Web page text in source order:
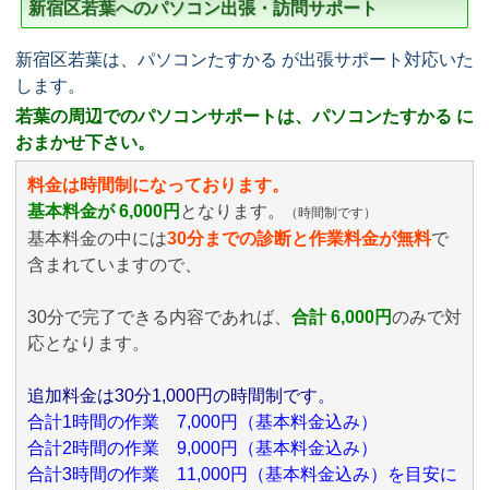
新宿区若葉へのパソコン出張・訪問サポート
新宿区若葉は、パソコンたすかる が出張サポート対応いた
します。
若葉の周辺でのパソコンサポートは、パソコンたすかる に
おまかせ下さい。
料金は時間制になっております。
基本料金が 6,000円 となります。 （時間制です）
基本料金の中には30分までの診断と作業料金が無料で
含まれていますので、
30分で完了できる内容であれば、 合計 6,000円のみで対
応となります。
追加料金は30分1,000円の時間制です。
合計1時間の作業 7,000円（基本料金込み）
合計2時間の作業 9,000円（基本料金込み）
合計3時間の作業 11,000円（基本料金込み）を目安に